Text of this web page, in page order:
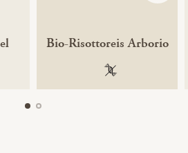
Bio-Risottoreis Arborio
100 %